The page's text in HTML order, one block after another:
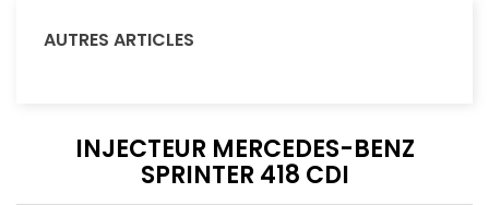
AUTRES ARTICLES
INJECTEUR MERCEDES-BENZ
SPRINTER 418 CDI